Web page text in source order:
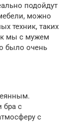
подойдут
можно
техник, таких
мы с мужем
было очень
бра с
с